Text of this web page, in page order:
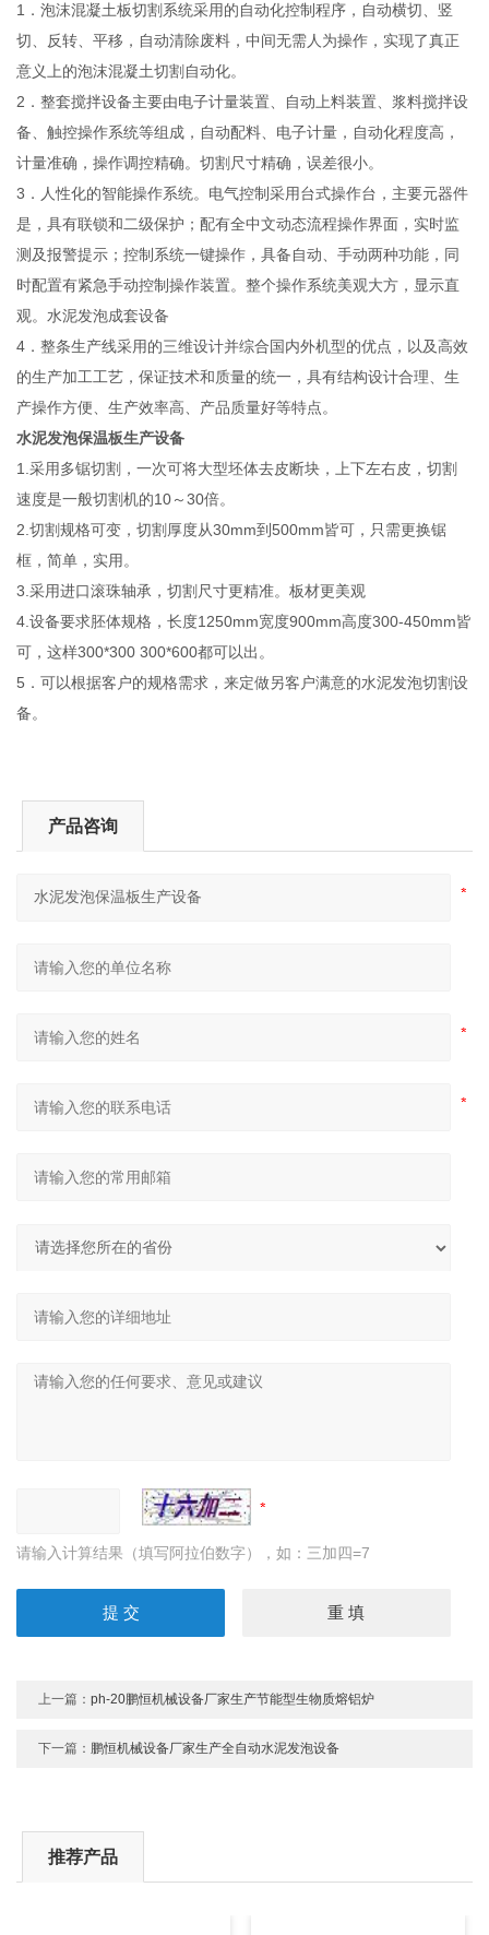
1．泡沫混凝土板切割系统采用的自动化控制程序，自动横切、竖
切、反转、平移，自动清除废料，中间无需人为操作，实现了真正
意义上的泡沫混凝土切割自动化。
2．整套搅拌设备主要由电子计量装置、自动上料装置、浆料搅拌设
备、触控操作系统等组成，自动配料、电子计量，自动化程度高，
计量准确，操作调控精确。切割尺寸精确，误差很小。
3．人性化的智能操作系统。电气控制采用台式操作台，主要元器件
是，具有联锁和二级保护；配有全中文动态流程操作界面，实时监
测及报警提示；控制系统一键操作，具备自动、手动两种功能，同
时配置有紧急手动控制操作装置。整个操作系统美观大方，显示直
观。水泥发泡成套设备
4．整条生产线采用的三维设计并综合国内外机型的优点，以及高效
的生产加工工艺，保证技术和质量的统一，具有结构设计合理、生
产操作方便、生产效率高、产品质量好等特点。
水泥发泡保温板生产设备
1.采用多锯切割，一次可将大型坯体去皮断块，上下左右皮，切割
速度是一般切割机的10～30倍。
2.切割规格可变，切割厚度从30mm到500mm皆可，只需更换锯
框，简单，实用。
3.采用进口滚珠轴承，切割尺寸更精准。板材更美观
4.设备要求胚体规格，长度1250mm宽度900mm高度300-450mm皆
可，这样300*300 300*600都可以出。
5．可以根据客户的规格需求，来定做另客户满意的水泥发泡切割设
备。
产品咨询
请输入计算结果（填写阿拉伯数字），如：三加四=7
上一篇：ph-20鹏恒机械设备厂家生产节能型生物质熔铝炉
下一篇： 鹏恒机械设备厂家生产全自动水泥发泡设备
推荐产品